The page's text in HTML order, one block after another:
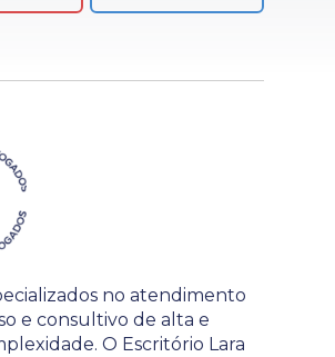
no atendimento
e consultivo de alta e
O Escritório Lara